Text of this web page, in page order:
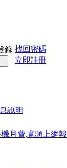
錄 找回密碼
立即註冊
說明
機月費,寬頻上網